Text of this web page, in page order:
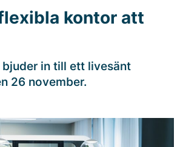
kontor att
in till ett livesänt
26 november.